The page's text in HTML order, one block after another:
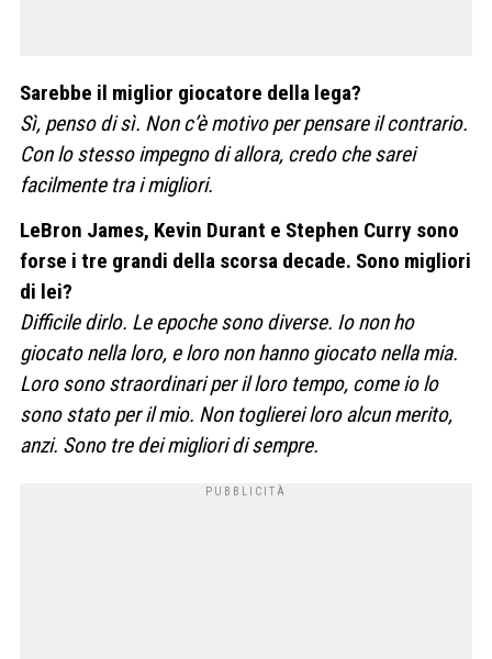
Sarebbe il miglior giocatore della lega?
Sì, penso di sì. Non c’è motivo per pensare il contrario.
Con lo stesso impegno di allora, credo che sarei
facilmente tra i migliori.
LeBron James, Kevin Durant e Stephen Curry sono
forse i tre grandi della scorsa decade. Sono migliori
di lei?
Difficile dirlo. Le epoche sono diverse. Io non ho
giocato nella loro, e loro non hanno giocato nella mia.
Loro sono straordinari per il loro tempo, come io lo
sono stato per il mio. Non toglierei loro alcun merito,
anzi. Sono tre dei migliori di sempre.